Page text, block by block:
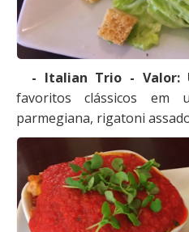
- Italian Trio - Valor:
favoritos clássicos
parmegiana, rigatoni